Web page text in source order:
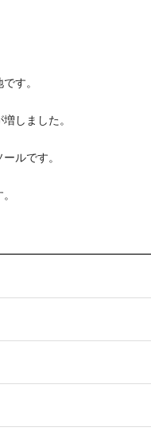
す。
しました。
ルです。